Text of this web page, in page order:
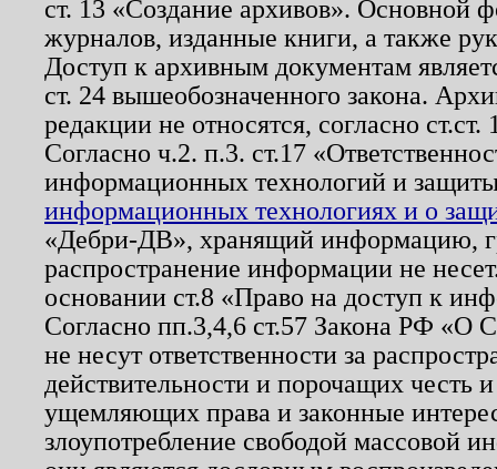
ст. 13 «Создание архивов». Основной
журналов, изданные книги, а также
Доступ к архивным документам
ст. 24 вышеобозначенного закона.
редакции не относятся, согласно
Согласно ч.2. п.3. ст.17
информационных технологий и
информационных технологиях и о
«Дебри-ДВ», хранящий информацию,
распространение информации не
основании ст.8 «Право на доступ к
Согласно пп.3,4,6 ст.57 Закона РФ «О
не несут ответственности за
действительности и порочащих честь
ущемляющих права и законные
злоупотребление свободой массовой